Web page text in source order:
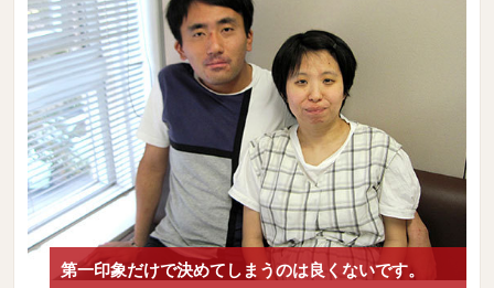
第一印象だけで決めてしまうのは良くないです。